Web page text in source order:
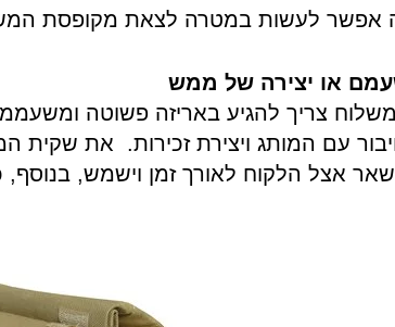
אפשר לעשות במטרה לצאת מקופסת
או יצירה של ממש
צריך להגיע באריזה פשוטה
עם המותג ויצירת זכירות. את שקית
אצל הלקוח לאורך זמן וישמש, בנוסף,